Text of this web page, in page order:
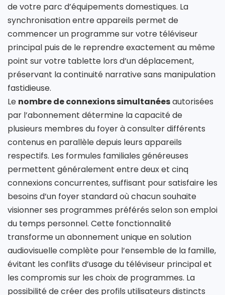
de votre parc d’équipements domestiques. La
synchronisation entre appareils permet de
commencer un programme sur votre téléviseur
principal puis de le reprendre exactement au même
point sur votre tablette lors d’un déplacement,
préservant la continuité narrative sans manipulation
fastidieuse.
Le nombre de connexions simultanéesautorisées
par l’abonnement détermine la capacité de
plusieurs membres du foyer à consulter différents
contenus en parallèle depuis leurs appareils
respectifs. Les formules familiales généreuses
permettent généralement entre deux et cinq
connexions concurrentes, suffisant pour satisfaire les
besoins d’un foyer standard où chacun souhaite
visionner ses programmes préférés selon son emploi
du temps personnel. Cette fonctionnalité
transforme un abonnement unique en solution
audiovisuelle complète pour l’ensemble de la famille,
évitant les conflits d’usage du téléviseur principal et
les compromis sur les choix de programmes. La
possibilité de créer des profils utilisateurs distincts